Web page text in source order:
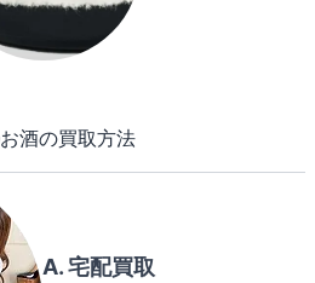
お酒の買取方法
A. 宅配買取